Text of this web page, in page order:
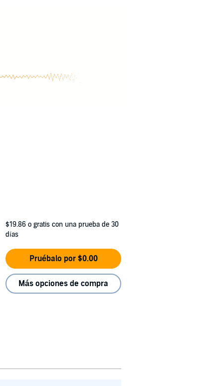
$19.86 o gratis con una prueba de 30
días
Pruébalo por $0.00
Más opciones de compra